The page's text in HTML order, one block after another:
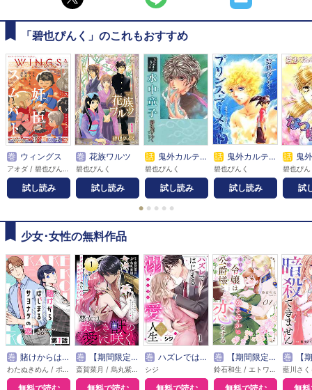
「碧也ぴんく」のこれもおすすめ
巻 ウィングス
試し読み
巻 花族ワルツ
碧也ぴんく
試し読み
話 鬼外カルテ壱 水中童子
碧也ぴんく
試し読み
話 鬼外カルテ九 プリンス・マーメイド
碧也ぴんく
試し読み
話 鬼外カ
碧也ぴん
試
● ● ● ● ●
少女･女性の無料作品
巻 賭けからはじまるサヨナラの恋【単話版】 巻 【期間限定無料】悪女は美しき獣の愛に咲く（単話版） 巻 ハズレではじまる溺愛人生～仕組まれた恋の相手はハイスぺ社長
シジ
巻 【期間限定無料】本好き令嬢は敏腕公爵様とひそやかに恋をする 巻 【期間限定無料